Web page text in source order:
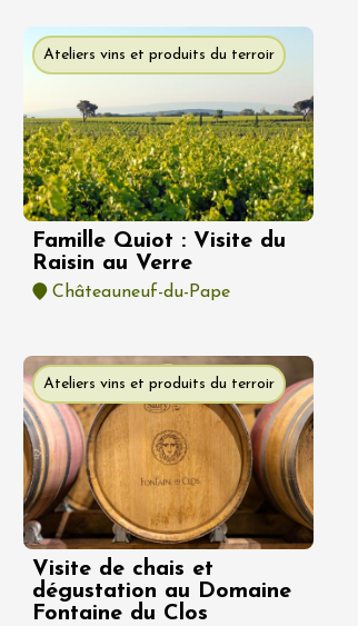
Ateliers vins et produits du terroir
Famille Quiot : Visite du
Raisin au Verre
Châteauneuf-du-Pape
Ateliers vins et produits du terroir
Visite de chais et
dégustation au Domaine
Fontaine du Clos